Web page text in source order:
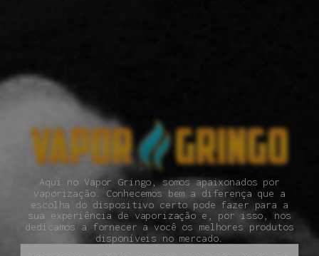
Aqui no Vapor Gringo, somos apaixonados por
vaporização. Conhecemos bem a diferença que a
escolha do dispositivo certo pode fazer para a
sua experiência de vaporização e, por isso, nos
dedicamos a fornecer a você os melhores produtos
disponíveis no mercado.